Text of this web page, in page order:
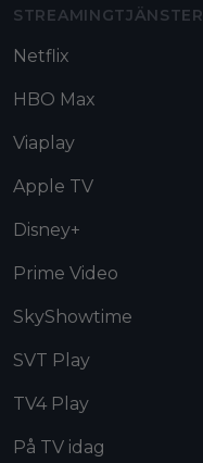
STREAMINGTJÄNSTER
Netflix
HBO Max
Viaplay
Apple TV
Disney+
Prime Video
SkyShowtime
SVT Play
TV4 Play
På TV idag